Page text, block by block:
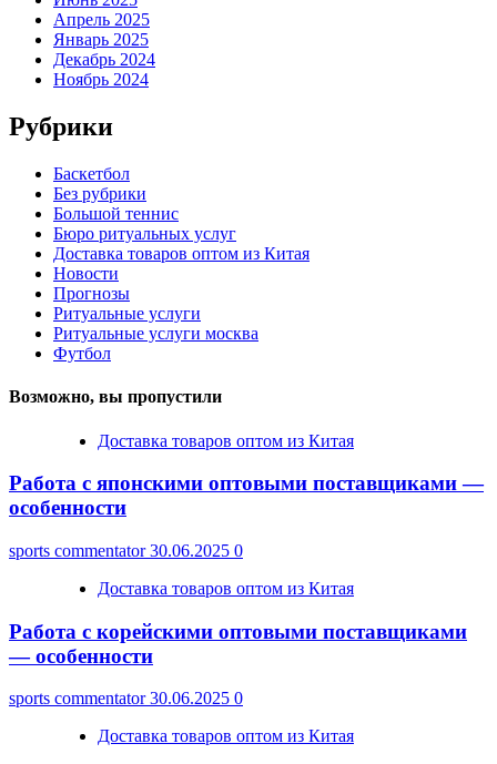
Апрель 2025
Январь 2025
Декабрь 2024
Ноябрь 2024
Рубрики
Баскетбол
Без рубрики
Большой теннис
Бюро ритуальных услуг
Доставка товаров оптом из Китая
Новости
Прогнозы
Ритуальные услуги
Ритуальные услуги москва
Футбол
Возможно, вы пропустили
Доставка товаров оптом из Китая
Работа с японскими оптовыми поставщиками —
особенности
sports commentator30.06.2025 0
Доставка товаров оптом из Китая
Работа с корейскими оптовыми поставщиками
— особенности
sports commentator30.06.2025 0
Доставка товаров оптом из Китая